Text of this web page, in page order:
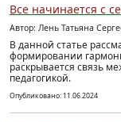
Все начинается с
Автор: Лень Татьяна
В данной статье
формировании
раскрывается связь
педагогикой.
Опубликовано: 11.06.2024